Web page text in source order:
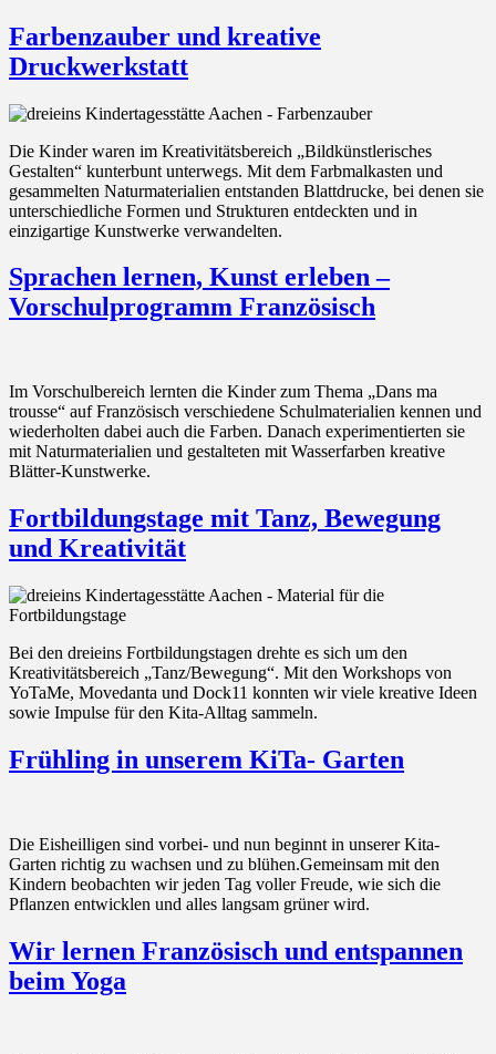
Farbenzauber und kreative
Druckwerkstatt
Die Kinder waren im Kreativitätsbereich „Bildkünstlerisches
Gestalten“ kunterbunt unterwegs. Mit dem Farbmalkasten und
gesammelten Naturmaterialien entstanden Blattdrucke, bei denen sie
unterschiedliche Formen und Strukturen entdeckten und in
einzigartige Kunstwerke verwandelten.
Sprachen lernen, Kunst erleben –
Vorschulprogramm Französisch
Im Vorschulbereich lernten die Kinder zum Thema „Dans ma
trousse“ auf Französisch verschiedene Schulmaterialien kennen und
wiederholten dabei auch die Farben. Danach experimentierten sie
mit Naturmaterialien und gestalteten mit Wasserfarben kreative
Blätter-Kunstwerke.
Fortbildungstage mit Tanz, Bewegung
und Kreativität
Bei den dreieins Fortbildungstagen drehte es sich um den
Kreativitätsbereich „Tanz/Bewegung“. Mit den Workshops von
YoTaMe, Movedanta und Dock11 konnten wir viele kreative Ideen
sowie Impulse für den Kita-Alltag sammeln.
Frühling in unserem KiTa- Garten
Die Eisheilligen sind vorbei- und nun beginnt in unserer Kita-
Garten richtig zu wachsen und zu blühen.Gemeinsam mit den
Kindern beobachten wir jeden Tag voller Freude, wie sich die
Pflanzen entwicklen und alles langsam grüner wird.
Wir lernen Französisch und entspannen
beim Yoga